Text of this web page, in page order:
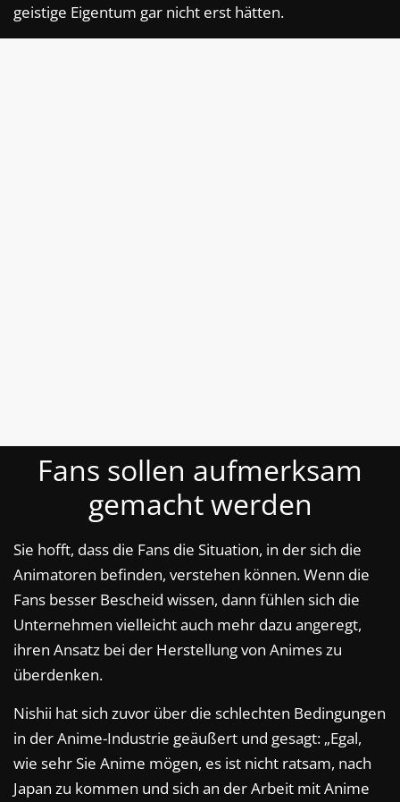
geistige Eigentum gar nicht erst hätten.
Fans sollen aufmerksam
gemacht werden
Sie hofft, dass die Fans die Situation, in der sich die
Animatoren befinden, verstehen können. Wenn die
Fans besser Bescheid wissen, dann fühlen sich die
Unternehmen vielleicht auch mehr dazu angeregt,
ihren Ansatz bei der Herstellung von Animes zu
überdenken.
Nishii hat sich zuvor über die schlechten Bedingungen
in der Anime-Industrie geäußert und gesagt: „Egal,
wie sehr Sie Anime mögen, es ist nicht ratsam, nach
Japan zu kommen und sich an der Arbeit mit Anime